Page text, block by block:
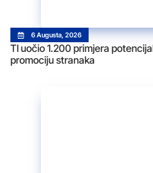
6 Augusta, 2026
TI uočio 1.200 primjera
promociju stranaka